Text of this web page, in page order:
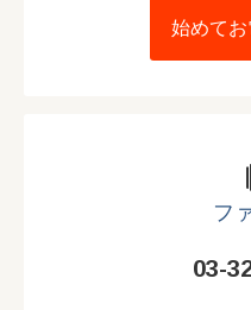
始めて
フ
03-